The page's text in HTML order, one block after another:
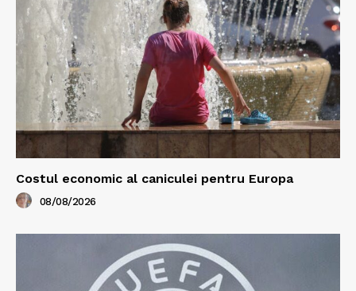
Costul economic al caniculei pentru Europa
08/08/2026